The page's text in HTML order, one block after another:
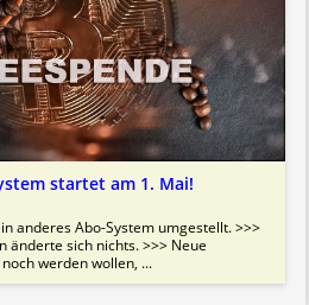
startet am 1. Mai!
anderes Abo-System umgestellt. >>>
änderte sich nichts. >>> Neue
werden wollen, ...